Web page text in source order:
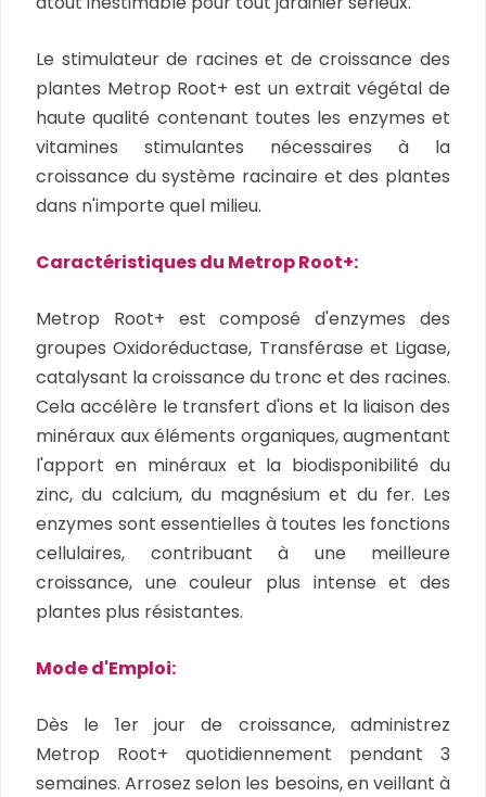
Le stimulateur de racines et de croissance des
plantes Metrop Root+ est un extrait végétal de
haute qualité contenant toutes les enzymes et
vitamines stimulantes nécessaires à la
croissance du système racinaire et des plantes
dans n'importe quel milieu.
Caractéristiques du Metrop Root+:
Metrop Root+ est composé d'enzymes des
groupes Oxidoréductase, Transférase et Ligase,
catalysant la croissance du tronc et des racines.
Cela accélère le transfert d'ions et la liaison des
minéraux aux éléments organiques, augmentant
l'apport en minéraux et la biodisponibilité du
zinc, du calcium, du magnésium et du fer. Les
enzymes sont essentielles à toutes les fonctions
cellulaires, contribuant à une meilleure
croissance, une couleur plus intense et des
plantes plus résistantes.
Mode d'Emploi:
Dès le 1er jour de croissance, administrez
Metrop Root+ quotidiennement pendant 3
semaines. Arrosez selon les besoins, en veillant à